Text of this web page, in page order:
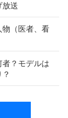
放送
（医者、看
者？モデルは